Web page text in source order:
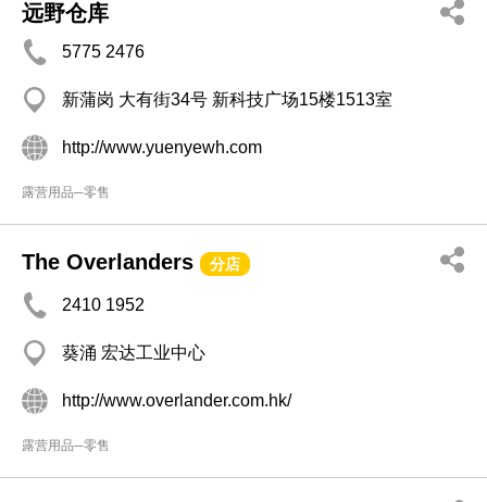
远野仓库
5775 2476
新蒲岗 大有街34号 新科技广场15楼1513室
http://www.yuenyewh.com
露营用品─零售
The Overlanders 分店
2410 1952
葵涌 宏达工业中心
http://www.overlander.com.hk/
露营用品─零售